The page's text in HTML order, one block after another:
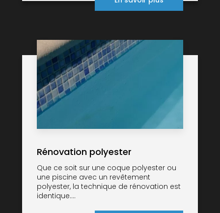
Rénovation polyester
Que ce soit sur une coque polyester ou
une piscine avec un revêtement
polyester, la technique de rénovation est
identique....